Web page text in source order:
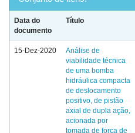
Data do
documento
Título
15-Dez-2020
Análise de
viabilidade técnica
de uma bomba
hidráulica compacta
de deslocamento
positivo, de pistão
axial de dupla ação,
acionada por
tomada de força de